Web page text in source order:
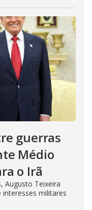
guerras
Médio
o Irã
Augusto Teixeira
militares